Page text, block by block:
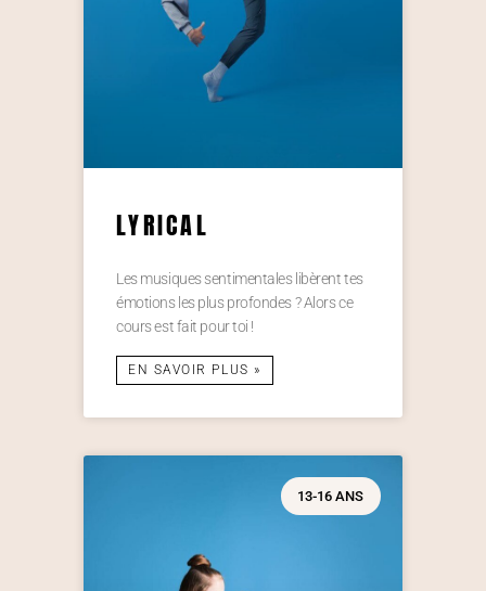
LYRICAL
Les musiques sentimentales libèrent tes
émotions les plus profondes ? Alors ce
cours est fait pour toi !
EN SAVOIR PLUS »
13-16 ANS